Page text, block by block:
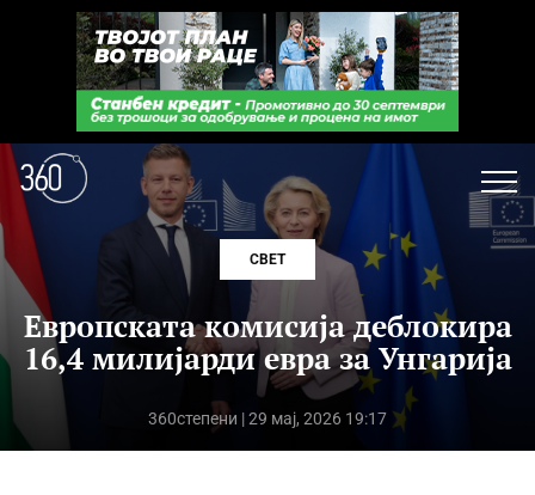
СВЕТ
Европската комисија деблокира
16,4 милијарди евра за Унгарија
360степени | 29 мај, 2026 19:17